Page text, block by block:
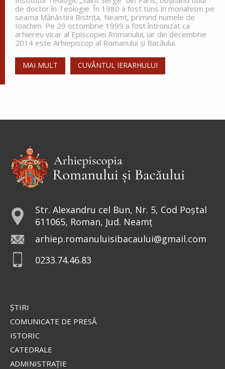
Apostolul zilei
Fraților, vă îndemn, pentru Domnul nostru Iisus
Hristos și pentru iubirea Duhului Sfânt, ca
împreună cu mine, să luptați în rugăciuni către
Dumnezeu pentru mine, ca să scap de...
Ap. Romani 15, 30-33
Ev. Matei 17, 24-27; 18, 1-4
Preia articolele Doxologia în site-ul tău!
de doctor în Teologie. În 1980 a fost tuns în monahism pe
seama Mănăstirii Bistriţa, Neamţ, primind numele de
Ioachim. Pe 29 octombrie 1999 a fost întronizat ca
arhiereu vicar al Episcopiei Romanului; iar din decembrie
2014 este Arhiepiscop al Romanului și Bacăului.
MAI MULT CUVÂNTUL IERARHULUI
Str. Alexandru cel Bun, Nr. 5, Cod Poștal
611065, Roman, Jud. Neamț
arhiep.romanuluisibacaului@gmail.com
0233.74.46.83
ŞTIRI
COMUNICATE DE PRESĂ
ISTORIC
CATEDRALE
ADMINISTRAŢIE